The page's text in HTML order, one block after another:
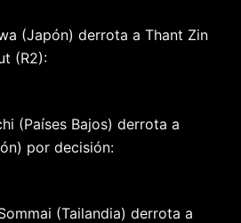
(Japón) derrota a Thant Zin
(R2):
(Países Bajos) derrota a
por decisión:
(Tailandia) derrota a